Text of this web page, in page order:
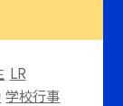
LR
学校行事